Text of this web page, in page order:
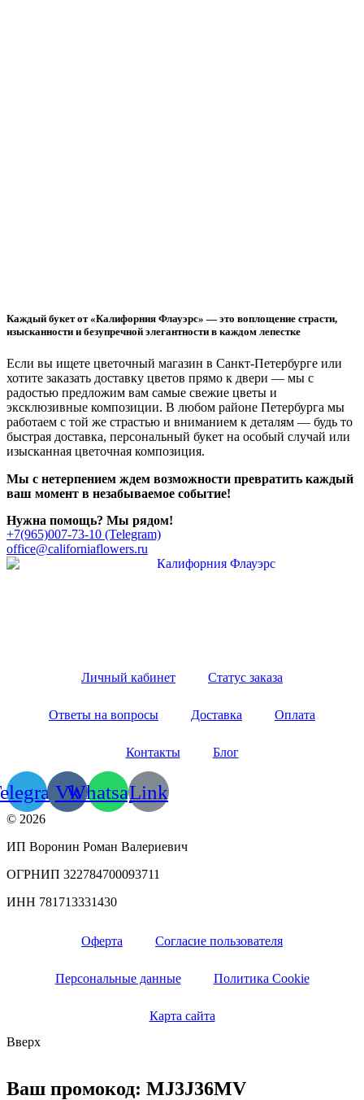
Каждый букет от «Калифорния Флауэрс» — это воплощение страсти,
изысканности и безупречной элегантности в каждом лепестке
Если вы ищете цветочный магазин в Санкт-Петербурге или
хотите заказать доставку цветов прямо к двери — мы с
радостью предложим вам самые свежие цветы и
эксклюзивные композиции. В любом районе Петербурга мы
работаем с той же страстью и вниманием к деталям — будь то
быстрая доставка, персональный букет на особый случай или
изысканная цветочная композиция.
Мы с нетерпением ждем возможности превратить каждый
ваш момент в незабываемое событие!
Нужна помощь? Мы рядом!
+7(965)007-73-10 (Telegram)
office@californiaflowers.ru
Личный кабинет Cтатус заказа
Ответы на вопросы Доставка Оплата
Контакты Блог
VkWhatsappLink
© 2026
ИП Воронин Роман Валериевич
ОГРНИП 322784700093711
ИНН 781713331430
Оферта Согласие пользователя
Персональные данные Политика Cookie
Карта сайта
Вверх
Ваш промокод: MJ3J36MV